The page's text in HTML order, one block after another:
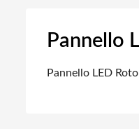
Pannello
Pannello LED